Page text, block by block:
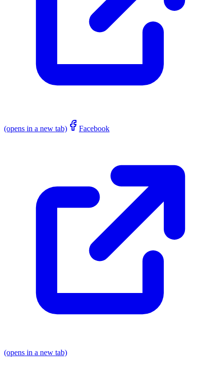
(opens in a new tab) Facebook
(opens in a new tab)